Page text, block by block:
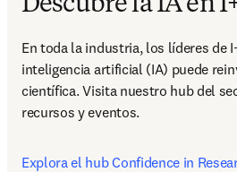
Descubre la IA en
En toda la industria, los líderes de
inteligencia artificial (IA) puede
científica. Visita nuestro hub del
recursos y eventos.
Explora el hub Confidence in